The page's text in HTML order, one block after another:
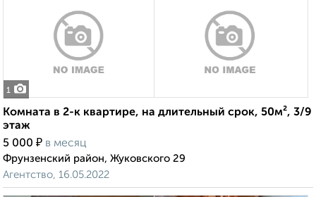
1
Комната в 2-к квартире, на длительный срок, 50м², 3/9
этаж
5 000 ₽ в месяц
Фрунзенский район, Жуковского 29
Агентство, 16.05.2022